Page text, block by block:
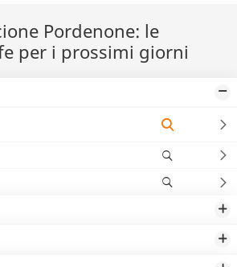
Pordenone: le
per i prossimi giorni